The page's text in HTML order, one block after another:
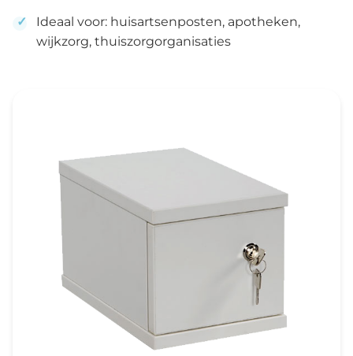
Ideaal voor: huisartsenposten, apotheken,
wijkzorg, thuiszorgorganisaties